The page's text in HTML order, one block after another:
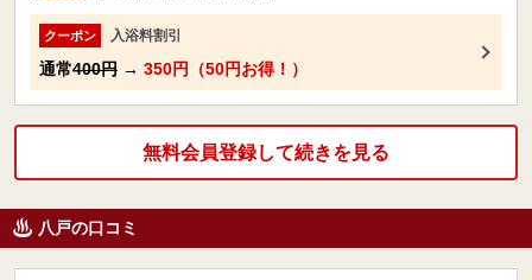
クーポン 入浴料割引
通常400円 → 350円（50円お得！）
無料会員登録して続きを見る
八戸の口コミ